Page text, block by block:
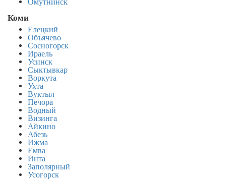
Омутнинск
Коми
Елецкий
Объячево
Сосногорск
Ираель
Усинск
Сыктывкар
Воркута
Ухта
Вуктыл
Печора
Водный
Визинга
Айкино
Абезь
Ижма
Емва
Инта
Заполярный
Усогорск